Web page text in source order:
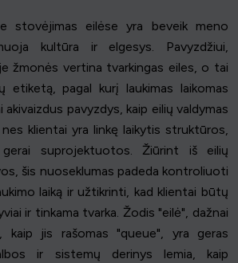
stovėjimas eilėse yra beveik meno
kultūra ir elgesys. Pavyzdžiui,
žmonės vertina tvarkingas eiles, o tai
etiketą, pagal kurį laukimas laikomas
akivaizdus pavyzdys, kaip eilių valdymas
klientai yra linkę laikytis struktūros,
suprojektuotos. Žiūrint iš eilių
šis nuoseklumas padeda kontroliuoti
laiką ir užtikrinti, kad klientai būtų
ir tinkama tvarka. Žodis "eilė", dažnai
kaip jis rašomas "queue", yra geras
ir sistemų derinys lemia, kaip